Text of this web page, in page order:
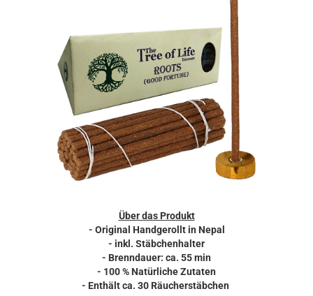
Über das Produkt
- Original Handgerollt in Nepal
- inkl. Stäbchenhalter
- Brenndauer: ca. 55 min
- 100 % Natürliche Zutaten
- Enthält ca. 30 Räucherstäbchen